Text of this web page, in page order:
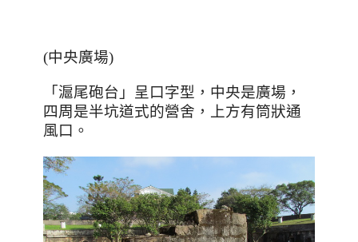
(中央廣場)
「滬尾砲台」呈口字型，中央是廣場，
四周是半坑道式的營舍，上方有筒狀通
風口。